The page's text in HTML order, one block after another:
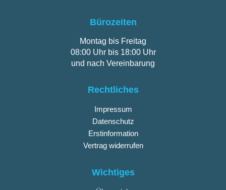
Bürozeiten
Montag bis Freitag
08:00 Uhr bis 18:00 Uhr
und nach Vereinbarung
Rechtliches
Impressum
Datenschutz
Erstinformation
Vertrag widerrufen
Wichtiges